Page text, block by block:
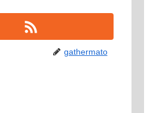
gathermato